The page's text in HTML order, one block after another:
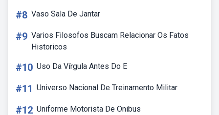
#8 Vaso Sala De Jantar
#9 Varios Filosofos Buscam Relacionar Os Fatos
Historicos
#10 Uso Da Vírgula Antes Do E
#11 Universo Nacional De Treinamento Militar
#12 Uniforme Motorista De Onibus